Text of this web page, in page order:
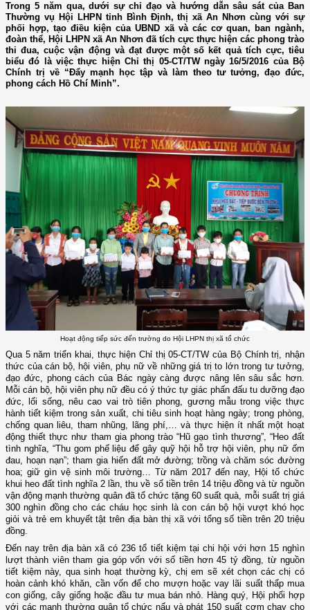
Trong 5 năm qua, dưới sự chỉ đạo và hướng dẫn sâu sát của Ban
Thường vụ Hội LHPN tỉnh Bình Định, thị xã An Nhơn cùng với sự
phối hợp, tạo điều kiện của UBND xã và các cơ quan, ban ngành,
đoàn thể, Hội LHPN xã An Nhơn đã tích cực thực hiện các phong trào
thi đua, cuộc vận động và đạt được một số kết quả tích cực, tiêu
biểu đó là việc thực hiện Chỉ thị 05-CT/TW ngày 16/5/2016 của Bộ
Chính trị về “Đẩy mạnh học tập và làm theo tư tưởng, đạo đức,
phong cách Hồ Chí Minh”.
Hoạt động tiếp sức đến trường do Hội LHPN thị xã tổ chức
Qua 5 năm triển khai, thực hiện Chỉ thị 05-CT/TW của Bộ Chính trị, nhận
thức của cán bộ, hội viên, phụ nữ về những giá trị to lớn trong tư tưởng,
đạo đức, phong cách của Bác ngày càng được nâng lên sâu sắc hơn.
Mỗi cán bộ, hội viên phụ nữ đều có ý thức tự giác phấn đấu tu dưỡng đạo
đức, lối sống, nêu cao vai trò tiên phong, gương mẫu trong việc thực
hành tiết kiệm trong sản xuất, chi tiêu sinh hoạt hàng ngày; trong phòng,
chống quan liêu, tham nhũng, lãng phí,… và thực hiện ít nhất một hoạt
động thiết thực như tham gia phong trào “Hũ gạo tình thương”, “Heo đất
tình nghĩa, “Thu gom phế liệu để gây quỹ hội hỗ trợ hội viên, phụ nữ ốm
đau, hoạn nạn”; tham gia hiến đất mở đường; trồng và chăm sóc đường
hoa; giữ gìn vệ sinh môi trường… Từ năm 2017 đến nay, Hội tổ chức
khui heo đất tình nghĩa 2 lần, thu về số tiền trên 14 triệu đồng và từ nguồn
vận động mạnh thường quân đã tổ chức tặng 60 suất quà, mỗi suất trị giá
300 nghìn đồng cho các cháu học sinh là con cán bộ hội vượt khó học
giỏi và trẻ em khuyết tật trên địa bàn thị xã với tổng số tiền trên 20 triệu
đồng.
Đến nay trên địa bàn xã có 236 tổ tiết kiệm tại chi hội với hơn 15 nghìn
lượt thành viên tham gia góp vốn với số tiền hơn 45 tỷ đồng, từ nguồn
tiết kiệm này, qua sinh hoạt thường kỳ, chị em sẽ xét chọn các chị có
hoàn cảnh khó khăn, cần vốn để cho mượn hoặc vay lãi suất thấp mua
con giống, cây giống hoặc đầu tư mua bán nhỏ. Hàng quý, Hội phối hợp
với các mạnh thường quân tổ chức nấu và phát 150 suất cơm chay cho